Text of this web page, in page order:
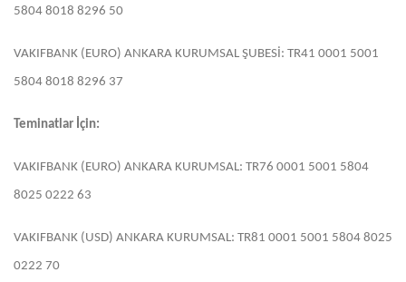
5804 8018 8296 50
VAKIFBANK (EURO) ANKARA KURUMSAL ŞUBESİ: TR41 0001 5001
5804 8018 8296 37
Teminatlar İçin:
VAKIFBANK (EURO) ANKARA KURUMSAL: TR76 0001 5001 5804
8025 0222 63
VAKIFBANK (USD) ANKARA KURUMSAL: TR81 0001 5001 5804 8025
0222 70